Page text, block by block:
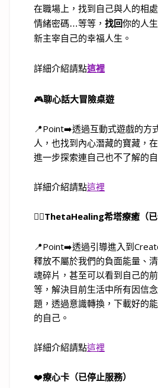
在職場上，找到自己與人的相
情緒密碼…等等， 找回你的人
新主宰自己的幸福人生。
詳細介紹請點這裡
🎮聊心話大冒險桌遊
📍Point➡️透過互動式遊戲的方
人，也找到內心潛藏的寶藏，
進一步探索連自己也不了解的自
詳細介紹請點這裡
🧘‍♀️ThetaHealing希塔療癒（已
📍Point➡️透過引導進入到
釋放不屬於我們的負面能量、
魂碎片，甚至可以看到自己的
等，解決目前生活中所有因信
題，透過意識轉換，下載好的
的自己。
詳細介紹請點這裡
❤️療心卡（已停止服務）